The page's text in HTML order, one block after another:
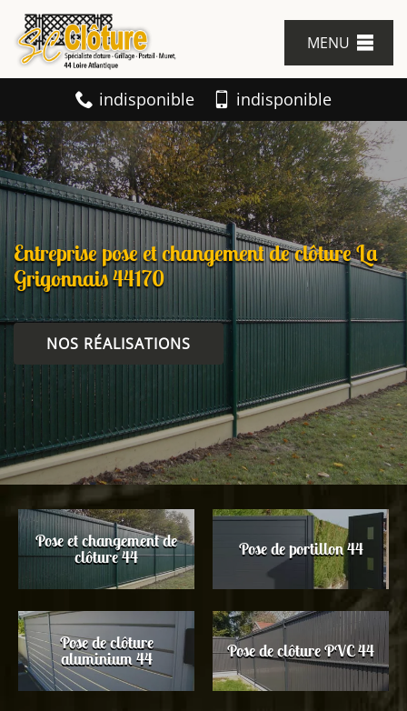
MENU
indisponible indisponible
Entreprise pose et changement de clôture La
Grigonnais 44170
NOS RÉALISATIONS
Pose et changement de
clôture 44 Pose de portillon 44
Pose de clôture
aluminium 44 Pose de clôture PVC 44